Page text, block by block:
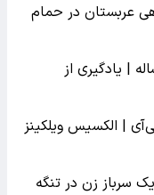
عربستان در حمام
جنسی معلم زن با شاگرد ۱۷ ساله | یادگیری از
| الکسیس ویلکینز
سرباز زن در تنگه